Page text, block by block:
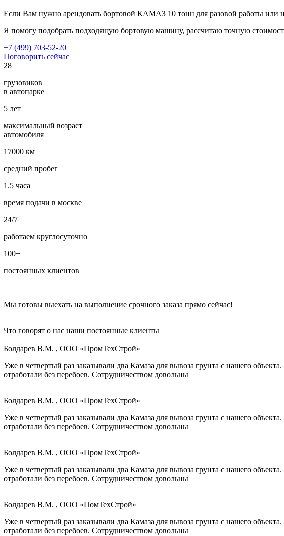
Если Вам нужно арендовать бортовой КАМАЗ 10 тонн для разовой работы или
Я помогу подобрать подходящую бортовую машину, рассчитаю точную
+7 (499) 703-52-20
Поговорить сейчас
28
грузовиков
в автопарке
5 лет
максимальный возраст
автомобиля
17000 км
средний пробег
1.5 часа
время подачи в москве
24/7
работаем круглосуточно
100+
постоянных клиентов
Мы готовы выехать на выполнение срочного заказа прямо сейчас!
Что говорят о нас наши постоянные клиенты
Болдарев В.М. , ООО «ПромТехСтрой»
Уже в четвертый раз заказывали два Камаза для вывоза грунта с нашего
отработали без перебоев. Сотрудничеством довольны
Болдарев В.М. , ООО «ПромТехСтрой»
Уже в четвертый раз заказывали два Камаза для вывоза грунта с нашего
отработали без перебоев. Сотрудничеством довольны
Болдарев В.М. , ООО «ПромТехСтрой»
Уже в четвертый раз заказывали два Камаза для вывоза грунта с нашего
отработали без перебоев. Сотрудничеством довольны
Болдарев В.М. , ООО «ПомТехСтрой»
Уже в четвертый раз заказывали два Камаза для вывоза грунта с нашего
отработали без перебоев. Сотрудничеством довольны